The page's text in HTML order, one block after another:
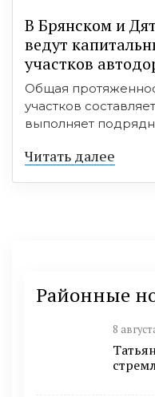
В Брянском и
ведут
участков
Общая
участков
выполняет
Читать далее
Районные
8